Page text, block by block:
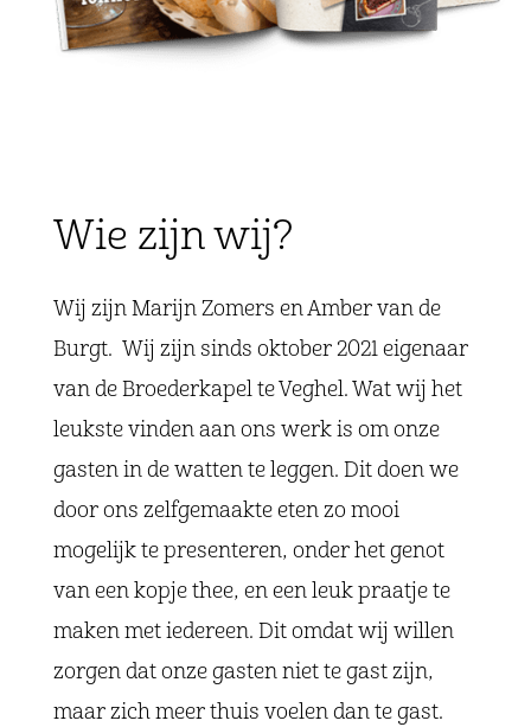
Wie zijn wij?
Wij zijn Marijn Zomers en Amber van de
Burgt. Wij zijn sinds oktober 2021 eigenaar
van de Broederkapel te Veghel. Wat wij het
leukste vinden aan ons werk is om onze
gasten in de watten te leggen. Dit doen we
door ons zelfgemaakte eten zo mooi
mogelijk te presenteren, onder het genot
van een kopje thee, en een leuk praatje te
maken met iedereen. Dit omdat wij willen
zorgen dat onze gasten niet te gast zijn,
maar zich meer thuis voelen dan te gast.